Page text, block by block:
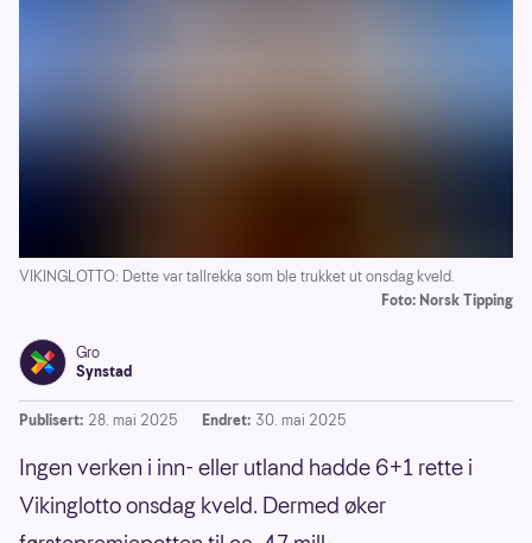
VIKINGLOTTO: Dette var tallrekka som ble trukket ut onsdag kveld.
Foto: Norsk Tipping
Gro
Synstad
Publisert: 28. mai 2025 Endret: 30. mai 2025
Ingen verken i inn- eller utland hadde 6+1 rette i
Vikinglotto onsdag kveld. Dermed øker